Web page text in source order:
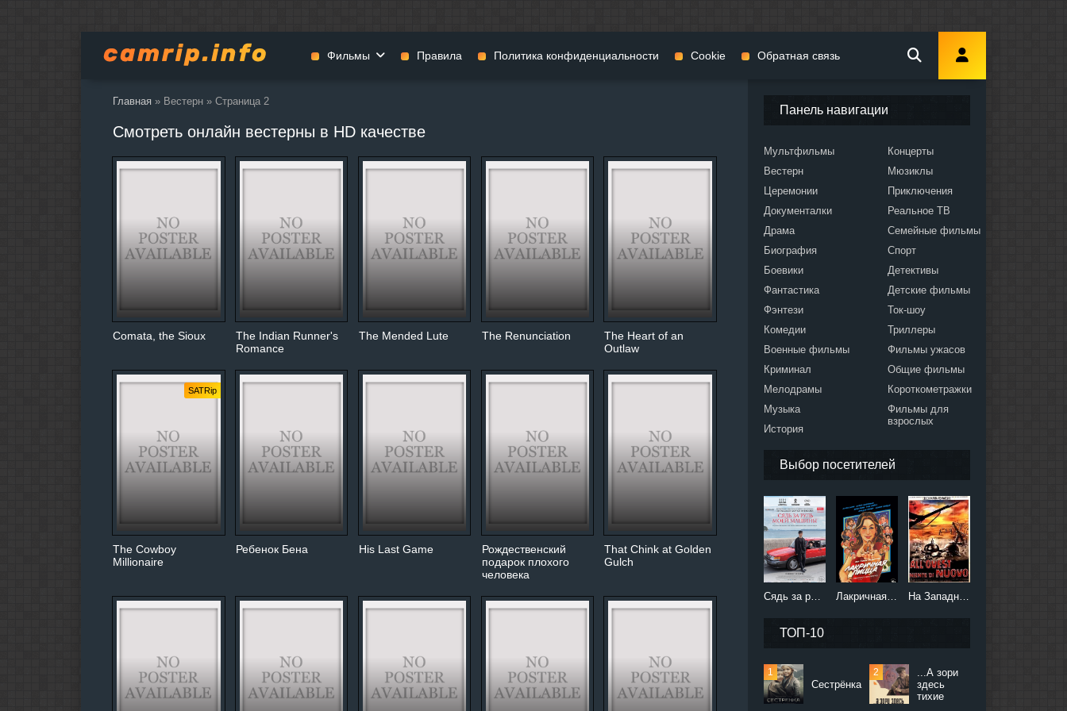
Главная » Вестерн » Страница 2
Смотреть онлайн вестерны в HD качестве
Comata, the Sioux
The Indian Runner's
Romance
The Mended Lute The Renunciation
The Heart of an
Outlaw
The Cowboy
Millionaire
SATRip
Ребенок Бена His Last Game
Рождественский
подарок плохого
человека
That Chink at Golden
Gulch
Панель навигации
Мультфильмы
Вестерн
Церемонии
Документалки
Драма
Биография
Боевики
Фантастика
Фэнтези
Комедии
Военные фильмы
Криминал
Мелодрамы
Музыка
История
Концерты
Мюзиклы
Приключения
Реальное ТВ
Семейные фильмы
Спорт
Детективы
Детские фильмы
Ток-шоу
Триллеры
Фильмы ужасов
Общие фильмы
Короткометражки
Фильмы для
взрослых
Выбор посетителей
Сядь за руль моей машины (2021) Лакричная пицца (2021) На Западном фронте без перемен (2022)
ТОП-10
Сестрёнка
...А зори
здесь
тихие
Фильмы
Церемонии
Боевики
Общие фильмы
Военные фильмы
История
Короткометражки
Реальное ТВ
Детективы
Детские фильмы
Правила Политика конфиденциальности Cookie Обратная связь